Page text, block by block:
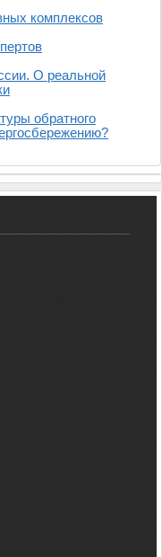
комплексов
О реальной
обратного